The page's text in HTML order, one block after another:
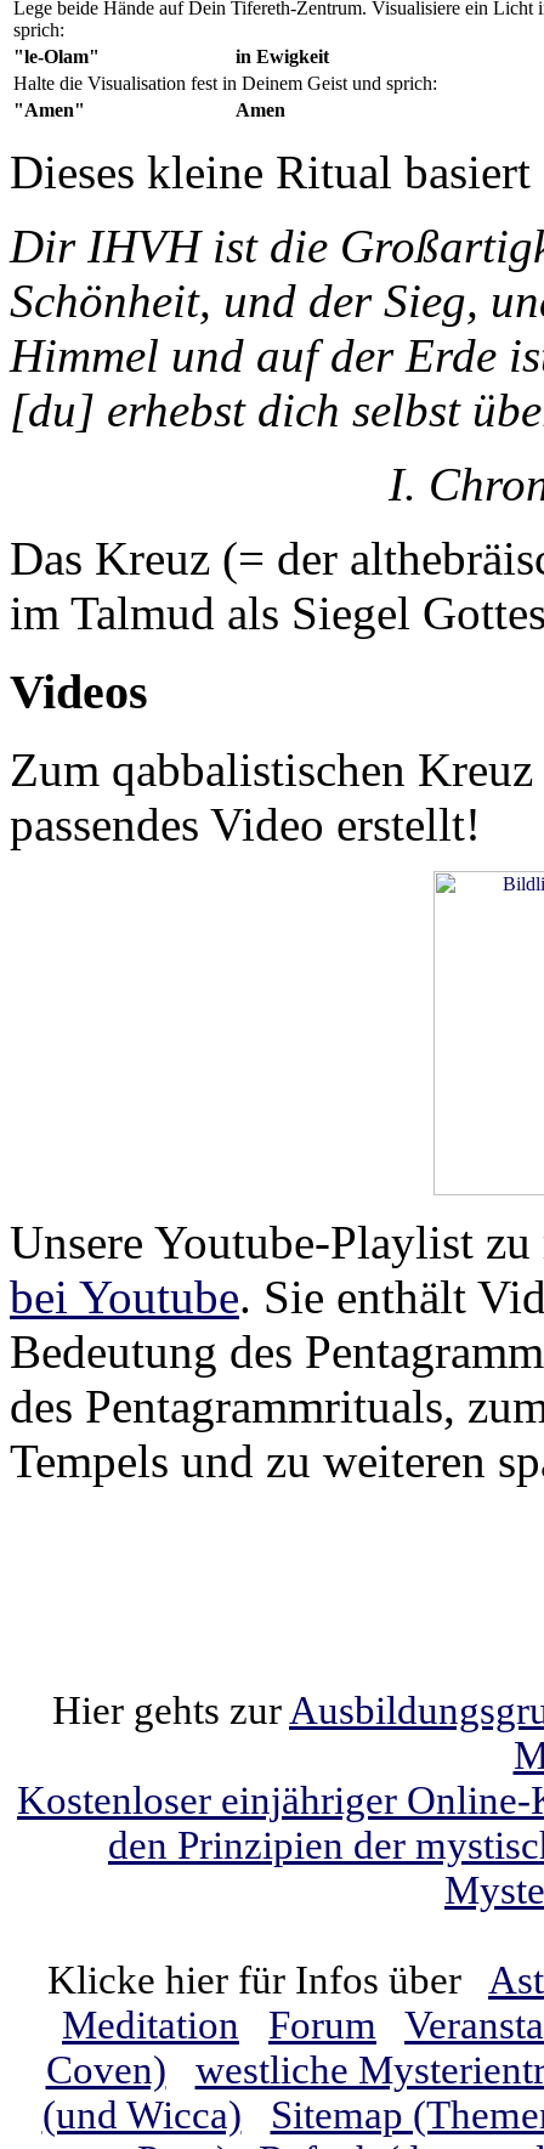
Lege beide Hände auf Dein Tifereth-Zentrum. Visualisiere ein
sprich:
"le-Olam"
in Ewigkeit
Halte die Visualisation fest in Deinem Geist und sprich:
"Amen"
Amen
Dieses kleine Ritual
Dir IHVH ist die
Schönheit, und der Sieg,
Himmel und auf der Erde
[du] erhebst dich selbst
I.
Das Kreuz (= der
im Talmud als Siegel
Videos
Zum qabbalistischen
passendes Video erstellt!
Unsere Youtube-Playlist
bei Youtube. Sie enthält
Bedeutung des
des Pentagrammrituals,
Tempels und zu weiteren
Hier gehts zur
Kostenloser einjähriger
den Prinzipien der
Klicke hier für Infos über
Meditation
Forum
Coven)
westliche
(und Wicca)
Sitemap